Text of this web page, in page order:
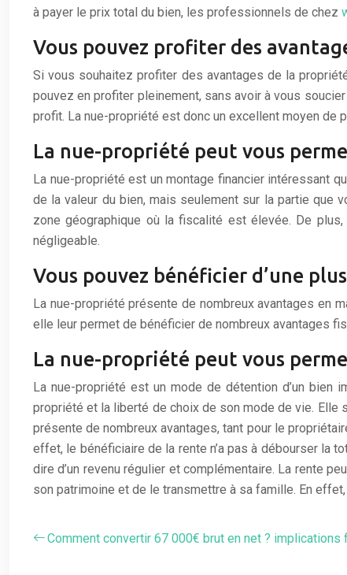
à payer le prix total du bien, les professionnels de chez
Vous pouvez profiter des
Si vous souhaitez profiter des avantages de la
pouvez en profiter pleinement, sans avoir à vous
profit. La nue-propriété est donc un excellent moyen
La nue-propriété peut vous
La nue-propriété est un montage financier intéressant
de la valeur du bien, mais seulement sur la partie que
zone géographique où la fiscalité est élevée. De
négligeable.
Vous pouvez bénéficier d’une
La nue-propriété présente de nombreux avantages en
elle leur permet de bénéficier de nombreux avantages
La nue-propriété peut vous
La nue-propriété est un mode de détention d’un bien
propriété et la liberté de choix de son mode de vie. Elle
présente de nombreux avantages, tant pour le
effet, le bénéficiaire de la rente n’a pas à débourser la
dire d’un revenu régulier et complémentaire. La rente
son patrimoine et de le transmettre à sa famille. En
Comment convertir 67 000€ brut en net ?